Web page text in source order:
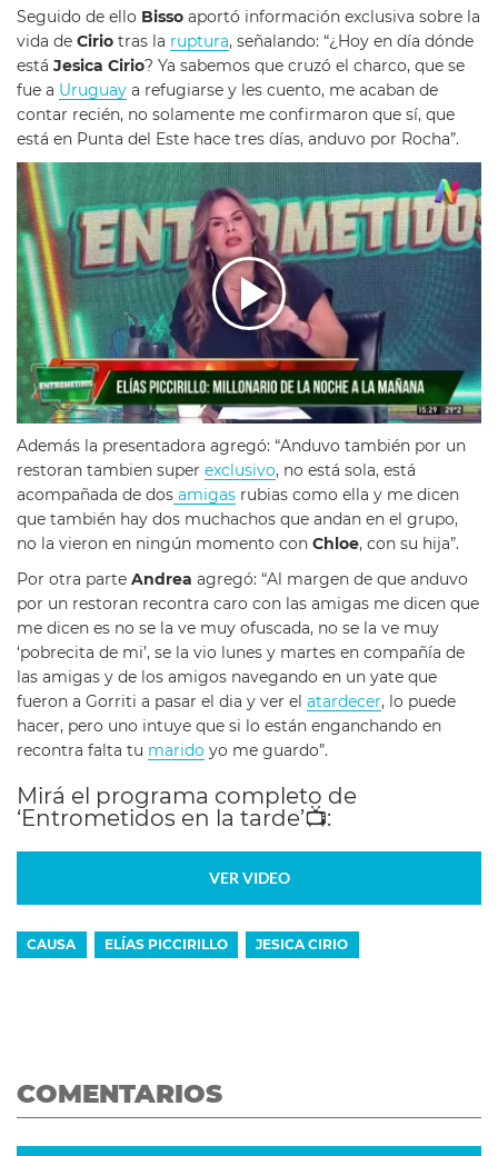
Seguido de ello Bisso aportó información exclusiva sobre la
vida de Cirio tras la ruptura, señalando: “¿Hoy en día dónde
está Jesica Cirio? Ya sabemos que cruzó el charco, que se
fue a Uruguay a refugiarse y les cuento, me acaban de
contar recién, no solamente me confirmaron que sí, que
está en Punta del Este hace tres días, anduvo por Rocha”.
Además la presentadora agregó: “Anduvo también por un
restoran tambien super exclusivo, no está sola, está
acompañada de dos amigas rubias como ella y me dicen
que también hay dos muchachos que andan en el grupo,
no la vieron en ningún momento con Chloe, con su hija”.
Por otra parte Andrea agregó: “Al margen de que anduvo
por un restoran recontra caro con las amigas me dicen que
me dicen es no se la ve muy ofuscada, no se la ve muy
‘pobrecita de mi’, se la vio lunes y martes en compañía de
las amigas y de los amigos navegando en un yate que
fueron a Gorriti a pasar el dia y ver el atardecer, lo puede
hacer, pero uno intuye que si lo están enganchando en
recontra falta tu marido yo me guardo”.
Mirá el programa completo de
‘Entrometidos en la tarde’📺:
VER VIDEO
CAUSA ELÍAS PICCIRILLO JESICA CIRIO
COMENTARIOS